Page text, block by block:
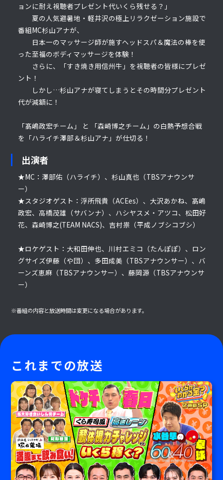
ョンに耐え視聴者プレゼント代いくら残せる？」
夏の人気避暑地・軽井沢の極上リラクゼーション施設で
番組MC杉山アナが、
日本一のマッサージ師が施すヘッドスパ＆魔法の棒を使
った至福のボディマッサージを体験！
さらに、「すき焼き用信州牛」を視聴者の皆様にプレゼ
ント！
しかし…杉山アナが寝てしまうとその時間分プレゼント
代が減額に！
「髙嶋政宏チーム」 と 「森崎博之チーム」の白熱予想合戦
を「ハライチ澤部＆杉山アナ」が仕切る！
出演者
★MC：澤部佑（ハライチ）、杉山真也（TBSアナウンサ
ー）
★スタジオゲスト：浮所飛貴（ACEes）、大沢あかね、髙嶋
政宏、高橋茂雄（サバンナ）、ハシヤスメ・アツコ、松田好
花、森崎博之(TEAM NACS)、吉村祟（平成ノブシコブシ）
★ロケゲスト：大和田伸也、川村エミコ（たんぽぽ）、ロン
グサイズ伊藤（や団）、多田成美（TBSアナウンサー）、バ
ーンズ恵麻（TBSアナウンサー）、藤岡源（TBSアナウンサ
ー）
※番組の内容と放送時間は変更になる場合があります。
これまでの放送